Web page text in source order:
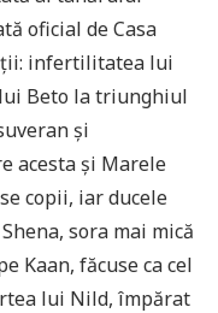
oficial de Casa
infertilitatea lui
Beto la triunghiul
și
acesta și Marele
copii, iar ducele
sora mai mică
Kaan, făcuse ca cel
lui Nild, împărat